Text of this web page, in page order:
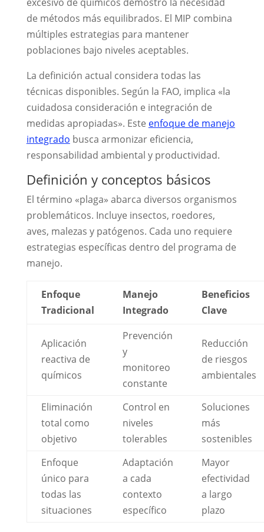
de métodos más equilibrados. El MIP combina
múltiples estrategias para mantener
poblaciones bajo niveles aceptables.
La definición actual considera todas las
técnicas disponibles. Según la FAO, implica «la
cuidadosa consideración e integración de
medidas apropiadas». Este enfoque de manejo
integrado busca armonizar eficiencia,
responsabilidad ambiental y productividad.
Definición y conceptos básicos
El término «plaga» abarca diversos organismos
problemáticos. Incluye insectos, roedores,
aves, malezas y patógenos. Cada uno requiere
estrategias específicas dentro del programa de
manejo.
Enfoque
Tradicional
Manejo
Integrado
Beneficios
Clave
Aplicación
reactiva de
químicos
Prevención
y
monitoreo
constante
Reducción
de riesgos
ambientales
Eliminación
total como
objetivo
Control en
niveles
tolerables
Soluciones
más
sostenibles
Enfoque
único para
todas las
situaciones
Adaptación
a cada
contexto
específico
Mayor
efectividad
a largo
plazo